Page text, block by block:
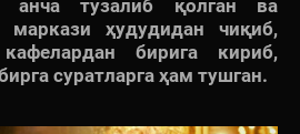
анча тузалиб қолган ва
ҳудудидан чиқиб,
бирига кириб,
суратларга ҳам тушган.